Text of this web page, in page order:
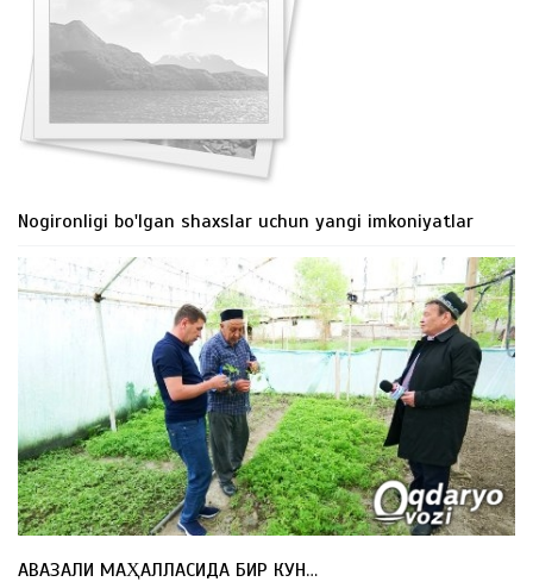
Nogironligi bo'lgan shaxslar uchun yangi imkoniyatlar
АВАЗАЛИ МАҲАЛЛАСИДА БИР КУН…